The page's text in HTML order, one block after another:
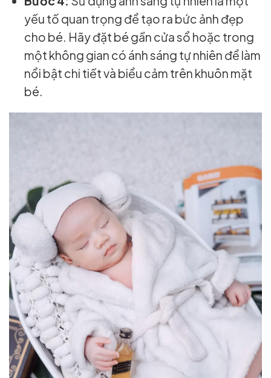
yếu tố quan trọng để tạo ra bức ảnh đẹp
cho bé. Hãy đặt bé gần cửa sổ hoặc trong
một không gian có ánh sáng tự nhiên để làm
nổi bật chi tiết và biểu cảm trên khuôn mặt
bé.